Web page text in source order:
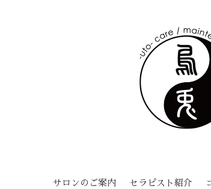
サロンのご案内 セラピスト紹介